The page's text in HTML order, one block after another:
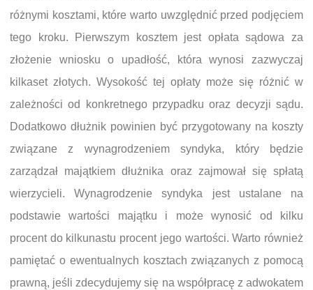
różnymi kosztami, które warto uwzględnić przed podjęciem
tego kroku. Pierwszym kosztem jest opłata sądowa za
złożenie wniosku o upadłość, która wynosi zazwyczaj
kilkaset złotych. Wysokość tej opłaty może się różnić w
zależności od konkretnego przypadku oraz decyzji sądu.
Dodatkowo dłużnik powinien być przygotowany na koszty
związane z wynagrodzeniem syndyka, który będzie
zarządzał majątkiem dłużnika oraz zajmował się spłatą
wierzycieli. Wynagrodzenie syndyka jest ustalane na
podstawie wartości majątku i może wynosić od kilku
procent do kilkunastu procent jego wartości. Warto również
pamiętać o ewentualnych kosztach związanych z pomocą
prawną, jeśli zdecydujemy się na współpracę z adwokatem